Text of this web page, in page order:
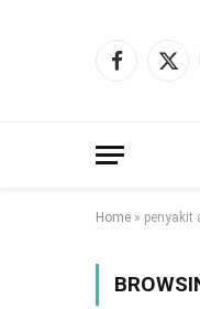
Facebook
X
Home » penyakit